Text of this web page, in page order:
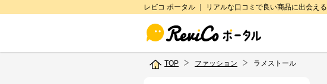
レビコ ポータル ｜ リアルな口コミで良い商品に出会える
TOP ファッション ラメストール